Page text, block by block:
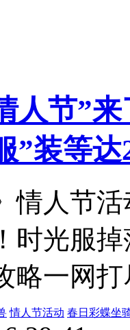
人节”
”装等
情人节
时光服
略一网打
情人节活动 春日彩蝶坐